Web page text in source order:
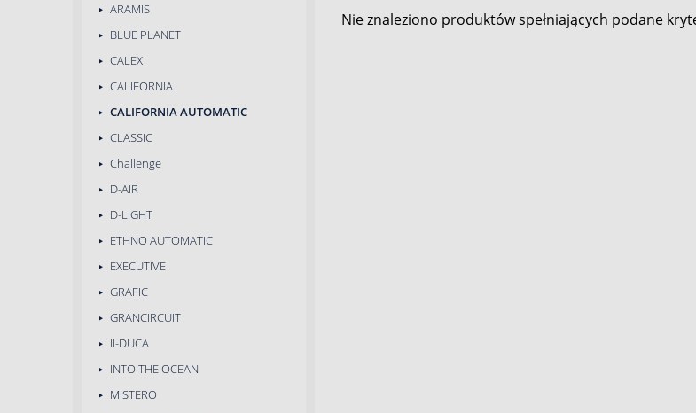
ARAMIS
BLUE PLANET
CALEX
CALIFORNIA
CALIFORNIA AUTOMATIC
CLASSIC
Challenge
D-AIR
D-LIGHT
ETHNO AUTOMATIC
EXECUTIVE
GRAFIC
GRANCIRCUIT
II-DUCA
INTO THE OCEAN
MISTERO
Nie znaleziono produktów spełniających podane